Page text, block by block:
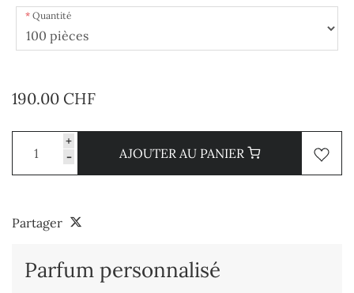
Quantité
190.00 CHF
+
-
AJOUTER AU PANIER
Partager
Parfum personnalisé